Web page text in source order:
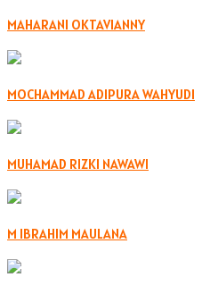
MAHARANI OKTAVIANNY
MOCHAMMAD ADIPURA WAHYUDI
MUHAMAD RIZKI NAWAWI
M IBRAHIM MAULANA